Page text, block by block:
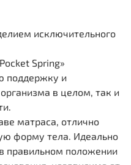
исключительного
Spring»
поддержку и
в целом, так и
матраса, отлично
форму тела. Идеально
правильном положении